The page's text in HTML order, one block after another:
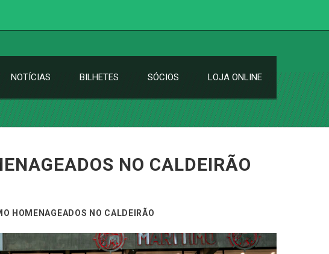
NOTÍCIAS BILHETES SÓCIOS LOJA ONLINE
NO CALDEIRÃO
HOMENAGEADOS NO CALDEIRÃO